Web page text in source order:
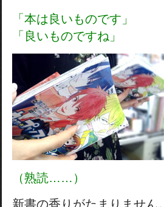
「本は良いものです」
「良いものですね」
（熟読……）
新書の香りがたまりません。